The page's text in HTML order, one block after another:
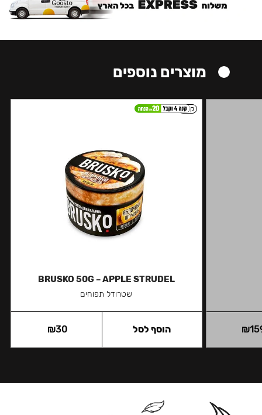
מוצרים נוספים
₪
קל
BRUSKO 50G – APPLE STRUDEL
שטרודל תפוחים
₪30 הוסף לסל